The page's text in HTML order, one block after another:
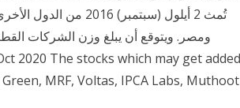
تُمث 2 أيلول
MRF, Voltas, IPCA Labs, Muthoot